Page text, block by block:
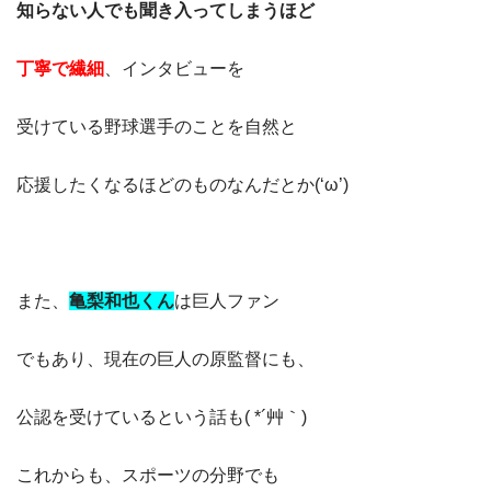
知らない人でも聞き入ってしまうほど
丁寧で繊細 、インタビューを
受けている野球選手のことを自然と
応援したくなるほどのものなんだとか(‘ω’)
また、 亀梨和也くんは巨人ファン
でもあり、現在の巨人の原監督にも、
公認を受けているという話も( *´艸｀)
これからも、スポーツの分野でも